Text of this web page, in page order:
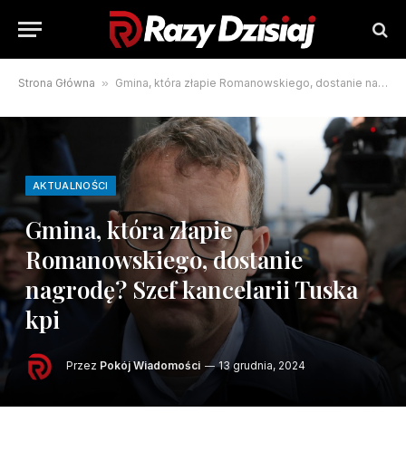
Strona Główna » Gmina, która złapie Romanowskiego, dostanie nagrodę? Szef kancelarii Tuska kpi
AKTUALNOŚCI
Gmina, która złapie
Romanowskiego, dostanie
nagrodę? Szef kancelarii Tuska
kpi
Przez Pokój Wiadomości 13 grudnia, 2024